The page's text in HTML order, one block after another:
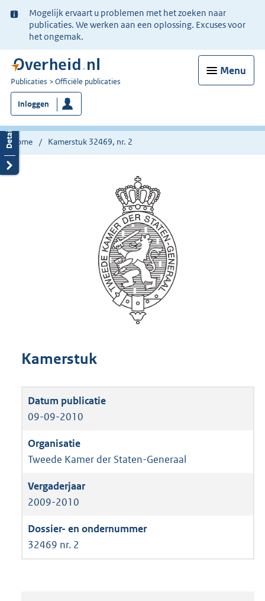
Ter
informatie:
Mogelijk ervaart u problemen met het zoeken naar
publicaties. We werken aan een oplossing. Excuses voor
het ongemak.
Menu
U
bent
nu
hier:
Publicaties Officiële publicaties
Inloggen
Home Kamerstuk 32469, nr. 2
Kamerstuk
09-09-2010
Tweede Kamer der Staten-Generaal
2009-2010
32469 nr. 2